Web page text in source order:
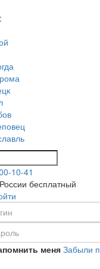
10-41
бесплатный
меня Забыли